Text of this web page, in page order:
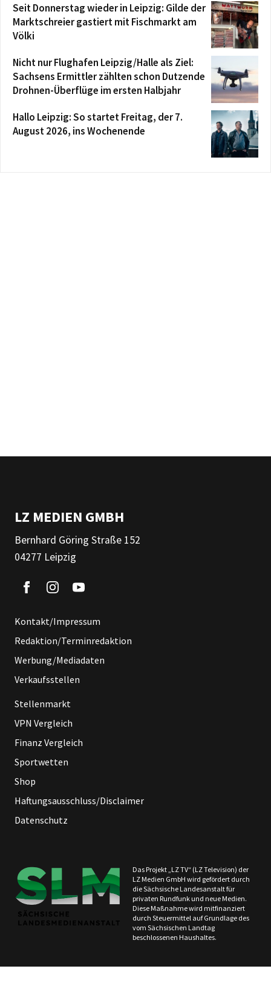
Seit Donnerstag wieder in Leipzig: Gilde der
Marktschreier gastiert mit Fischmarkt am
Völki
Nicht nur Flughafen Leipzig/Halle als Ziel:
Sachsens Ermittler zählten schon Dutzende
Drohnen-Überflüge im ersten Halbjahr
Hallo Leipzig: So startet Freitag, der 7.
August 2026, ins Wochenende
LZ MEDIEN GMBH
Bernhard Göring Straße 152
04277 Leipzig
Kontakt/Impressum
Redaktion/Terminredaktion
Werbung/Mediadaten
Verkaufsstellen
Stellenmarkt
VPN Vergleich
Finanz Vergleich
Sportwetten
Shop
Haftungsausschluss/Disclaimer
Datenschutz
Das Projekt „LZ TV“ (LZ Television) der
LZ Medien GmbH wird gefördert durch
die Sächsische Landesanstalt für
privaten Rundfunk und neue Medien.
Diese Maßnahme wird mitfinanziert
durch Steuermittel auf Grundlage des
vom Sächsischen Landtag
beschlossenen Haushaltes.